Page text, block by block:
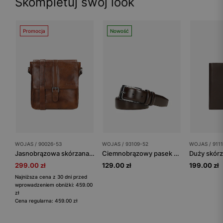
Promocja
WOJAS / 90026-53
Jasnobrązowa skórzana torba męska listonoszka
299.00 zł
Najniższa cena z 30 dni przed
wprowadzeniem obniżki: 459.00
zł
Cena regularna: 459.00 zł
Nowość
WOJAS / 93109-52
Ciemnobrązowy pasek męski z gładkiej skóry licowej
129.00 zł
WOJAS /
199.00 zł